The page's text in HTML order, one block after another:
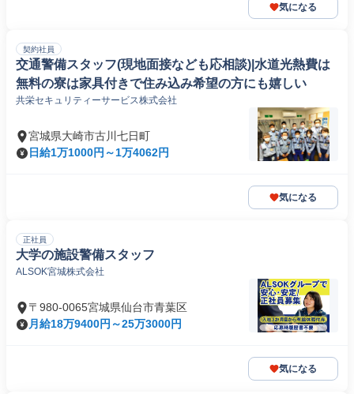
気になる
契約社員
交通警備スタッフ(現地面接なども応相談)|水道光熱費は
無料の寮は家具付きで住み込み希望の方にも嬉しい
共栄セキュリティーサービス株式会社
宮城県大崎市古川七日町
日給1万1000円～1万4062円
気になる
正社員
大学の施設警備スタッフ
ALSOK宮城株式会社
〒980-0065宮城県仙台市青葉区
月給18万9400円～25万3000円
気になる